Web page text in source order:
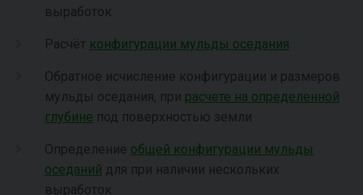
выработок
Расчёт конфигурации мульды оседания
Обратное исчисление конфигурации и размеров
мульды оседания, при расчете на определенной
глубине под поверхностью земли
Определение общей конфигурации мульды
оседаний для при наличии нескольких
выработок